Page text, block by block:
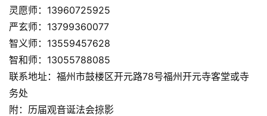
高
僧
访
谈
心
乐
灵愿师：13960725925
严玄师：13799360077
智义师：13559457628
智和师：13055788085
联系地址：福州市鼓楼区开元路78号福州开元寺客堂或寺
务处
附：历届观音诞法会掠影